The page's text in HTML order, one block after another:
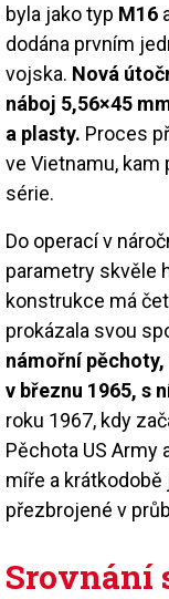
byla jako typ M16
dodána prvním
vojska. Nová
náboj 5,56×45
a plasty. Proces
ve Vietnamu,
série.
Do operací v
parametry skvěle
konstrukce má
prokázala svou
námořní
v březnu 1965, s
roku 1967, kdy
Pěchota US Army
míře a krátkodobě
přezbrojené v
Srovnání